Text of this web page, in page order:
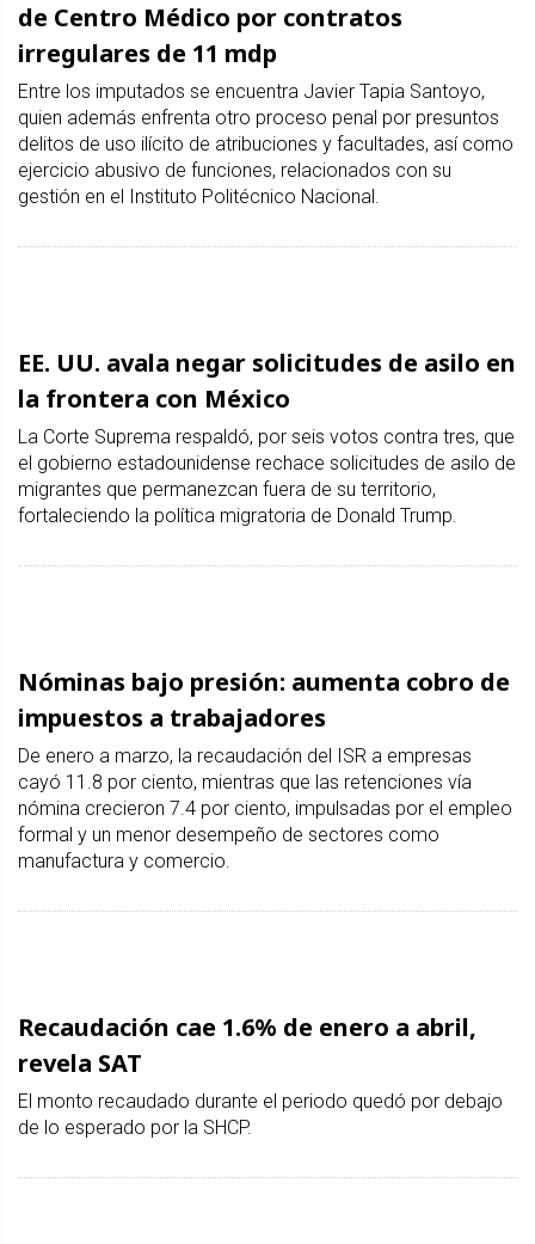
de Centro Médico por contratos
irregulares de 11 mdp
Entre los imputados se encuentra Javier Tapia Santoyo,
quien además enfrenta otro proceso penal por presuntos
delitos de uso ilícito de atribuciones y facultades, así como
ejercicio abusivo de funciones, relacionados con su
gestión en el Instituto Politécnico Nacional.
EE. UU. avala negar solicitudes de asilo en
la frontera con México
La Corte Suprema respaldó, por seis votos contra tres, que
el gobierno estadounidense rechace solicitudes de asilo de
migrantes que permanezcan fuera de su territorio,
fortaleciendo la política migratoria de Donald Trump.
Nóminas bajo presión: aumenta cobro de
impuestos a trabajadores
De enero a marzo, la recaudación del ISR a empresas
cayó 11.8 por ciento, mientras que las retenciones vía
nómina crecieron 7.4 por ciento, impulsadas por el empleo
formal y un menor desempeño de sectores como
manufactura y comercio.
Recaudación cae 1.6% de enero a abril,
revela SAT
El monto recaudado durante el periodo quedó por debajo
de lo esperado por la SHCP.